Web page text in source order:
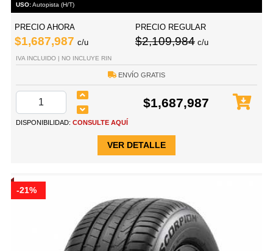
USO:Autopista (H/T)
PRECIO AHORA
$1,687,987 c/u
PRECIO REGULAR
$2,109,984 c/u
IVA INCLUIDO | NO INCLUYE RIN
ENVÍO GRATIS
$1,687,987
DISPONIBILIDAD: CONSULTE AQUÍ
VER DETALLE
-21%